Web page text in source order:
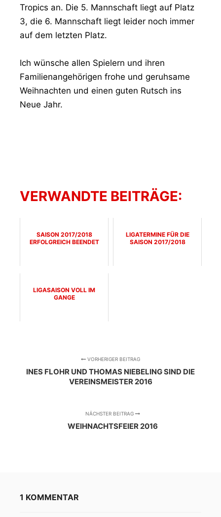
Tropics an. Die 5. Mannschaft liegt auf Platz
3, die 6. Mannschaft liegt leider noch immer
auf dem letzten Platz.
Ich wünsche allen Spielern und ihren
Familienangehörigen frohe und geruhsame
Weihnachten und einen guten Rutsch ins
Neue Jahr.
VERWANDTE BEITRÄGE:
SAISON 2017/2018
ERFOLGREICH BEENDET
LIGATERMINE FÜR DIE
SAISON 2017/2018
LIGASAISON VOLL IM
GANGE
VORHERIGER BEITRAG
INES FLOHR UND THOMAS NIEBELING SIND DIE
VEREINSMEISTER 2016
NÄCHSTER BEITRAG
WEIHNACHTSFEIER 2016
1 KOMMENTAR